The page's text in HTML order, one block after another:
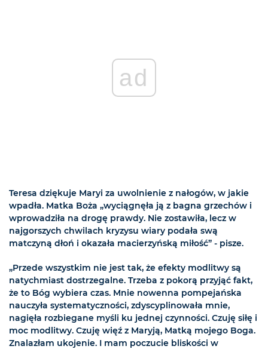
ad
Teresa dziękuje Maryi za uwolnienie z nałogów, w jakie
wpadła. Matka Boża „wyciągnęła ją z bagna grzechów i
wprowadziła na drogę prawdy. Nie zostawiła, lecz w
najgorszych chwilach kryzysu wiary podała swą
matczyną dłoń i okazała macierzyńską miłość” - pisze.
„Przede wszystkim nie jest tak, że efekty modlitwy są
natychmiast dostrzegalne. Trzeba z pokorą przyjąć fakt,
że to Bóg wybiera czas. Mnie nowenna pompejańska
nauczyła systematyczności, zdyscyplinowała mnie,
nagięła rozbiegane myśli ku jednej czynności. Czuję siłę i
moc modlitwy. Czuję więź z Maryją, Matką mojego Boga.
Znalazłam ukojenie. I mam poczucie bliskości w